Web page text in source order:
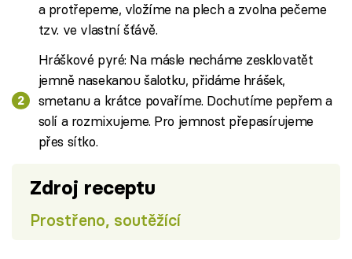
a protřepeme, vložíme na plech a zvolna pečeme
tzv. ve vlastní šťávě.
Hráškové pyré: Na másle necháme zesklovatět
jemně nasekanou šalotku, přidáme hrášek,
smetanu a krátce povaříme. Dochutíme pepřem a
solí a rozmixujeme. Pro jemnost přepasírujeme
přes sítko.
Zdroj receptu
Prostřeno, soutěžící